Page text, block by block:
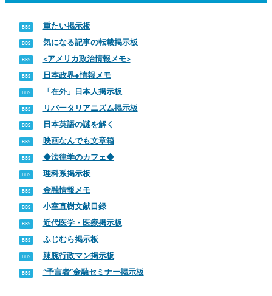
重たい掲示板
気になる記事の転載掲示板
<アメリカ政治情報メモ>
日本政界●情報メモ
「在外」日本人掲示板
リバータリアニズム掲示板
日本英語の謎を解く
映画なんでも文章箱
◆法律学のカフェ◆
理科系掲示板
金融情報メモ
小室直樹文献目録
近代医学・医療掲示板
ふじむら掲示板
辣腕行政マン掲示板
“予言者”金融セミナー掲示板